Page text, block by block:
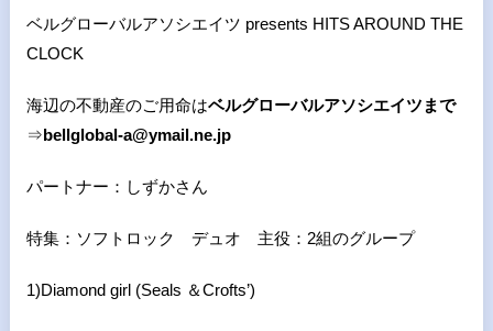
ベルグローバルアソシエイツ presents HITS AROUND THE
CLOCK
海辺の不動産のご用命はベルグローバルアソシエイツまで
⇒bellglobal-a@ymail.ne.jp
パートナー：しずかさん
特集：ソフトロック デュオ 主役： 2組のグループ
1)Diamond girl (Seals ＆Crofts’)